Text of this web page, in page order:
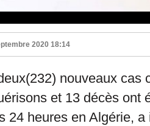
2020 18:14
nouveaux cas
et 13 décès ont
24 heures en Algérie,